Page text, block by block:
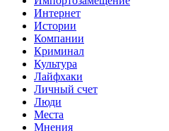
Интернет
Истории
Компании
Криминал
Культура
Лайфхаки
Личный счет
Люди
Места
Мнения